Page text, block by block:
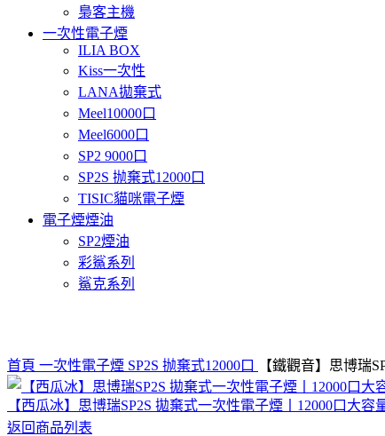
梟客主機
一次性電子煙
ILIA BOX
Kiss一次性
LANA拋棄式
Meel10000口
Meel6000口
SP2 9000口
SP2S 抛棄式12000口
TISIC貓咪電子煙
電子煙煙油
SP2煙油
彩鯊系列
鯊克系列
首頁 一次性電子煙 SP2S 抛棄式12000口 【鐵觀音】思博瑞
【西瓜冰】思博瑞SP2S 拋棄式一次性電子煙丨12000口大容
返回商品列表